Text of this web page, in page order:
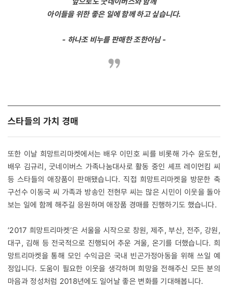
아이들을 위한 좋은 일에 함께 하고 싶습니다.
- 하나조 비누를 판매한 조한아님 -
스타들의 가치 경매
또한 이날 희망트리마켓에서는 배우 이민호 씨를 비롯해 가수 윤도현,
배우 김규리, 굿네이버스 가족나눔대사로 활동 중인 셰프 레이먼킴 씨
등 스타들의 애장품이 판매됐습니다. 직접 희망트리마켓을 방문한 축
구선수 이동국 씨 가족과 방송인 전현무 씨는 많은 시민이 이웃을 돌아
보는 일에 함께 해주길 응원하며 애장품 경매를 진행하기도 했습니다.
‘2017 희망트리마켓’은 서울을 시작으로 창원, 제주, 부산, 전주, 강원,
대구, 김해 등 전국적으로 진행되어 추운 겨울, 온기를 더했습니다. 희
망트리마켓을 통해 모인 수익금은 국내 빈곤가정아동을 위해 쓰일 예
정입니다. 도움이 필요한 이웃을 생각하며 희망을 전해주신 모든 분의
마음과 정성처럼 2018년에도 일어날 좋은 변화를 기대해봅니다.